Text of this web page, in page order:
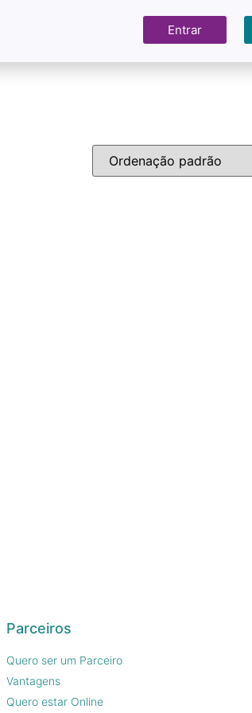
Entrar
Parceiros
Quero ser um Parceiro
Vantagens
Quero estar Online